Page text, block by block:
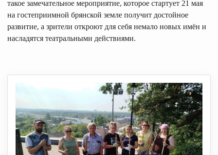
такое замечательное мероприятие, которое стартует 21 мая
на гостеприимной брянской земле получит достойное
развитие, а зрители откроют для себя немало новых имён и
насладятся театральными действиями.